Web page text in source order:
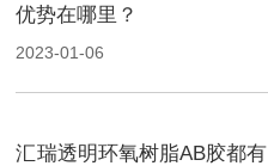
优势在哪里？
2023-01-06
汇瑞透明环氧树脂AB胶都有